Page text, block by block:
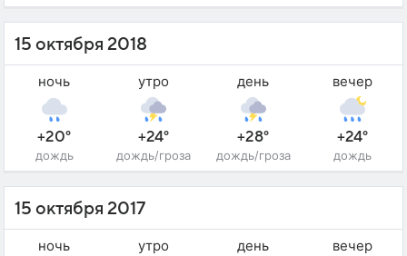
15 октября 2018
ночь
+20°
дождь
утро
+24°
дождь/гроза
день
+28°
дождь/гроза
вечер
+24°
дождь
15 октября 2017
ночь утро день вечер